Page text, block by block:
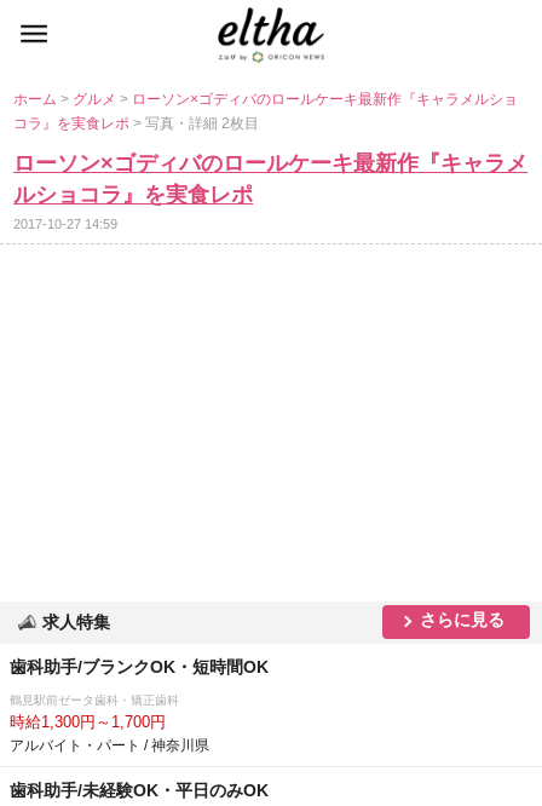
ホーム> グルメ> ローソン×ゴディバのロールケーキ最新作『キャラメルショ
コラ』を実食レポ> 写真・詳細 2枚目
ローソン×ゴディバのロールケーキ最新作『キャラメ
ルショコラ』を実食レポ
2017-10-27 14:59
求人特集 さらに見る
歯科助手/ブランクOK・短時間OK
鶴見駅前ゼータ歯科・矯正歯科
時給1,300円～1,700円
アルバイト・パート / 神奈川県
歯科助手/未経験OK・平日のみOK